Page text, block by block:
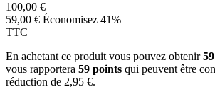
100,00 €
59,00 € Économisez 41%
TTC
En achetant ce produit vous pouvez obtenir59
vous rapportera 59 points qui peuvent être
réduction de 2,95 €.